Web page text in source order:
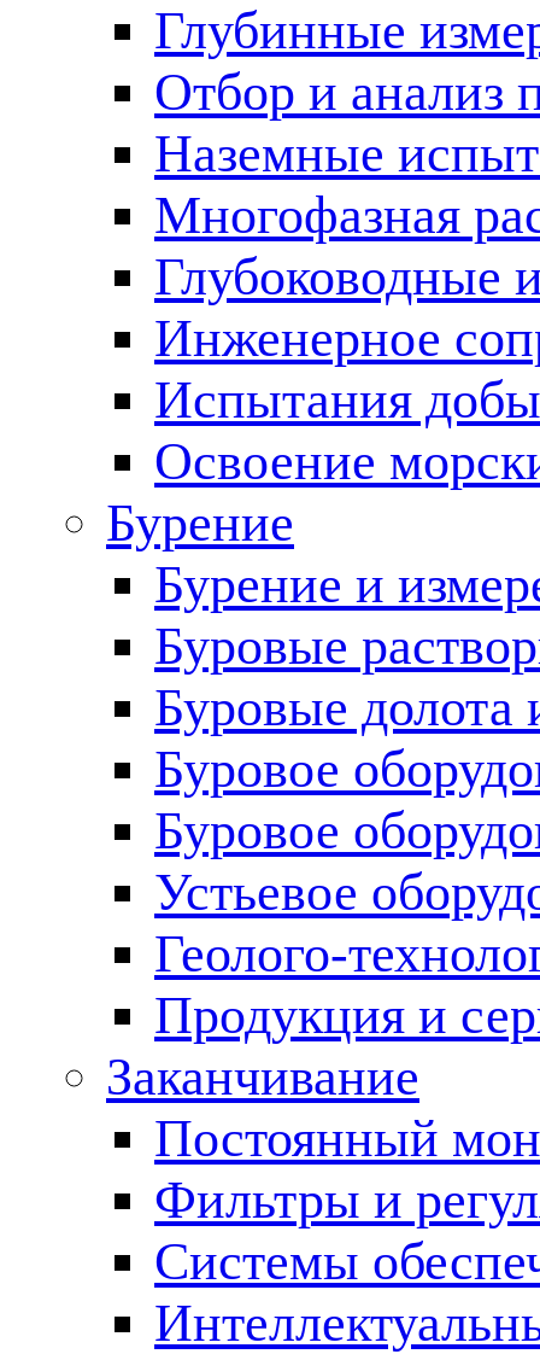
Глубинные
Отбор и анализ
Наземные
Многофазная
Глубоководные
Инженерное
Испытания
Освоение
Бурение
Бурение и
Буровые
Буровые долота
Буровое
Буровое
Устьевое
Геолого-
Продукция и
Заканчивание
Постоянный
Фильтры и
Cистемы